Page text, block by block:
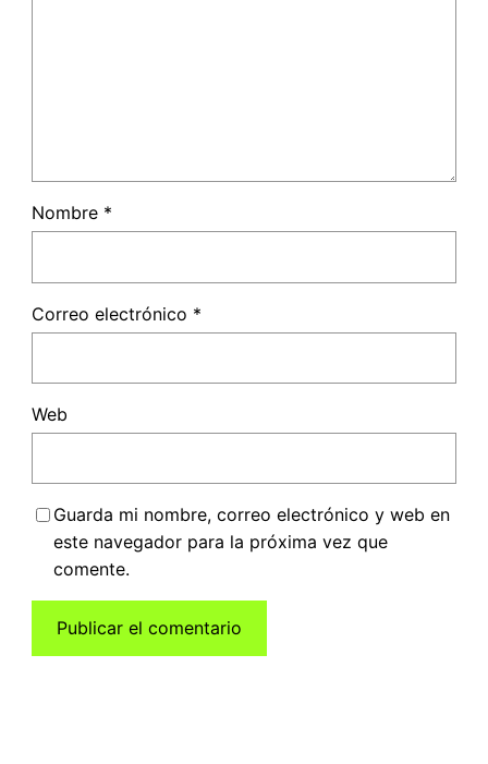
Nombre *
Correo electrónico *
Web
Guarda mi nombre, correo electrónico y web en
este navegador para la próxima vez que
comente.